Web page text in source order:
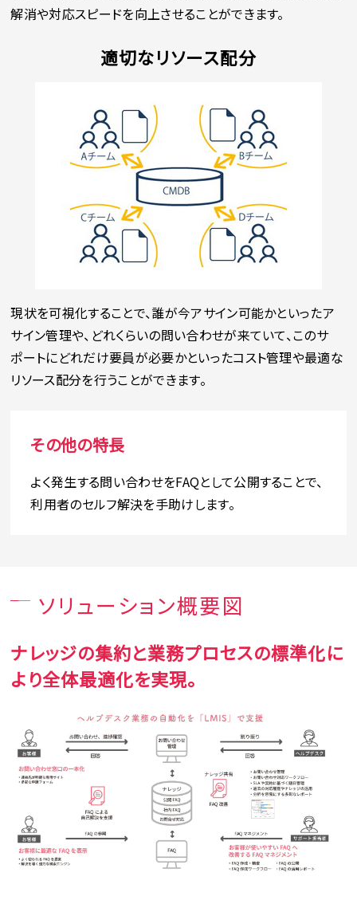
解消や対応スピードを向上させることができます。
適切なリソース配分
現状を可視化することで、誰が今アサイン可能かといったア
サイン管理や、どれくらいの問い合わせが来ていて、このサ
ポートにどれだけ要員が必要かといったコスト管理や最適な
リソース配分を行うことができます。
その他の特長
よく発生する問い合わせをFAQとして公開することで、
利用者のセルフ解決を手助けします。
ソリューション概要図
ナレッジの集約と業務プロセスの標準化に
より全体最適化を実現。